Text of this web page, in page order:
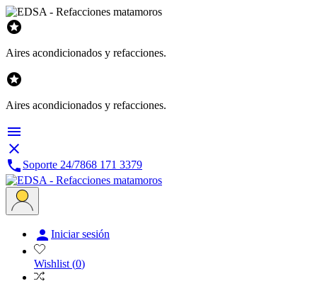

Aires acondicionados y refacciones.

Aires acondicionados y refacciones.


 Soporte 24/7868 171 3379
 Iniciar sesión
Wishlist (0)